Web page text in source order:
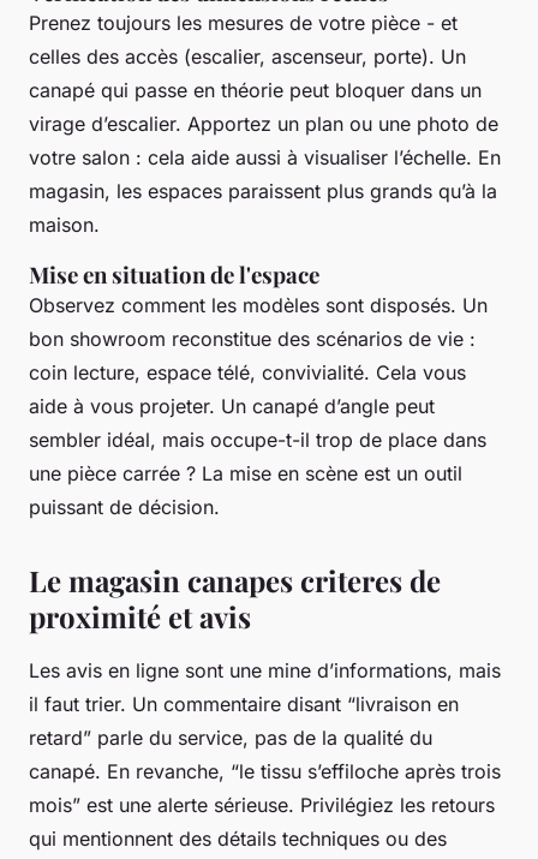
Prenez toujours les mesures de votre pièce - et
celles des accès (escalier, ascenseur, porte). Un
canapé qui passe en théorie peut bloquer dans un
virage d’escalier. Apportez un plan ou une photo de
votre salon : cela aide aussi à visualiser l’échelle. En
magasin, les espaces paraissent plus grands qu’à la
maison.
Mise en situation de l'espace
Observez comment les modèles sont disposés. Un
bon showroom reconstitue des scénarios de vie :
coin lecture, espace télé, convivialité. Cela vous
aide à vous projeter. Un canapé d’angle peut
sembler idéal, mais occupe-t-il trop de place dans
une pièce carrée ? La mise en scène est un outil
puissant de décision.
Le magasin canapes criteres de
proximité et avis
Les avis en ligne sont une mine d’informations, mais
il faut trier. Un commentaire disant “livraison en
retard” parle du service, pas de la qualité du
canapé. En revanche, “le tissu s’effiloche après trois
mois” est une alerte sérieuse. Privilégiez les retours
qui mentionnent des détails techniques ou des